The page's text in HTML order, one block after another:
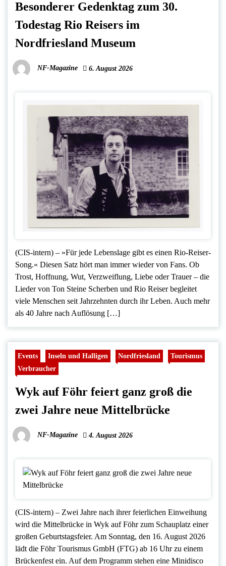
Besonderer Gedenktag zum 30.
Todestag Rio Reisers im
Nordfriesland Museum
NF-Magazine 6. August 2026
(CIS-intern) – »Für jede Lebenslage gibt es einen Rio-Reiser-
Song.« Diesen Satz hört man immer wieder von Fans. Ob
Trost, Hoffnung, Wut, Verzweiflung, Liebe oder Trauer – die
Lieder von Ton Steine Scherben und Rio Reiser begleitet
viele Menschen seit Jahrzehnten durch ihr Leben. Auch mehr
als 40 Jahre nach Auflösung […]
Events Inseln und Halligen Nordfriesland
Tourismus
Verbraucher
Wyk auf Föhr feiert ganz groß die
zwei Jahre neue Mittelbrücke
NF-Magazine 4. August 2026
(CIS-intern) – Zwei Jahre nach ihrer feierlichen Einweihung
wird die Mittelbrücke in Wyk auf Föhr zum Schauplatz einer
großen Geburtstagsfeier. Am Sonntag, den 16. August 2026
lädt die Föhr Tourismus GmbH (FTG) ab 16 Uhr zu einem
Brückenfest ein. Auf dem Programm stehen eine Minidisco